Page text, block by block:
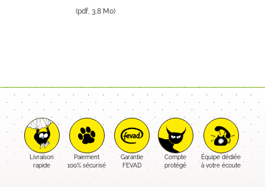
(pdf, 3,8 Mo)
Livraison
rapide
Paiement
100% sécurisé
Garantie
FEVAD
Compte
protégé
Équipe dédiée
à votre écoute